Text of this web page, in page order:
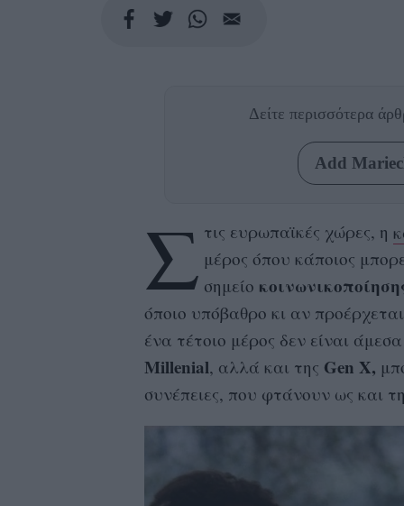
Δείτε περισσότερα
Add
Σ τις ευρωπαϊκές χώρες, η
μέρος όπου κάποιος
σημείο
όποιο υπόβαθρο κι αν
ένα τέτοιο μέρος δεν είναι
Millenial, αλλά και της Gen X,
συνέπειες, που φτάνουν ως και